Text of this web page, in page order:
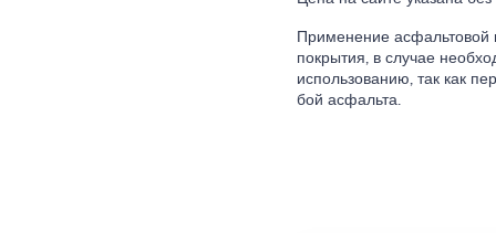
Применение
покрытия, в случае
использованию, так как
бой асфальта.